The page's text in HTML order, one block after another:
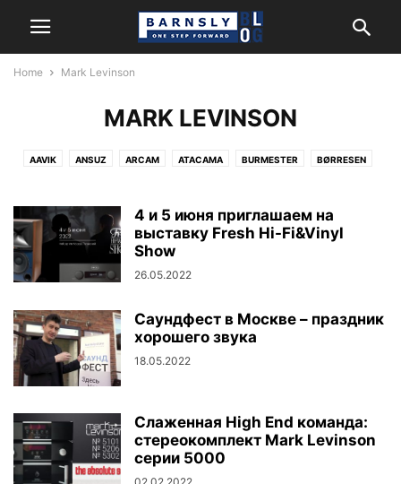
Home Mark Levinson
MARK LEVINSON
AAVIK ANSUZ ARCAM ATACAMA BURMESTER BØRRESEN
KANTO AUDIO
MONITOR AUDIO NEWTEC NORDOST POWERGRIP REL
ROKSAN
4 и 5 июня приглашаем на
выставку Fresh Hi-Fi&Vinyl
Show
26.05.2022
Саундфест в Москве – праздник
хорошего звука
18.05.2022
Слаженная High End команда:
стереокомплект Mark Levinson
серии 5000